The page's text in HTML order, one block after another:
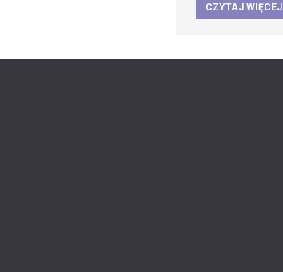
CZYTAJ WIĘCEJ